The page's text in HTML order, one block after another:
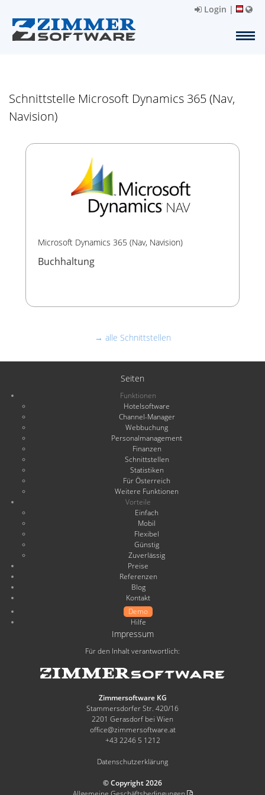
Login |
Schnittstelle Microsoft Dynamics 365 (Nav,
Navision)
Microsoft Dynamics 365 (Nav, Navision)
Buchhaltung
→ alle Schnittstellen
Seiten
Funktionen
Hotelsoftware
Channel-Manager
Webbuchung
Personalmanagement
Finanzen
Schnittstellen
Statistiken
Für Österreich
Weitere Funktionen
Vorteile
Einfach
Mobil
Flexibel
Günstig
Zuverlässig
Preise
Referenzen
Blog
Kontakt
Demo
Hilfe
Impressum
Für den Inhalt verantwortlich:
Zimmersoftware KG
Stammersdorfer Str. 420/16
2201 Gerasdorf bei Wien
office@zimmersoftware.at
+43 2246 5 1212
Datenschutzerklärung
© Copyright 2026